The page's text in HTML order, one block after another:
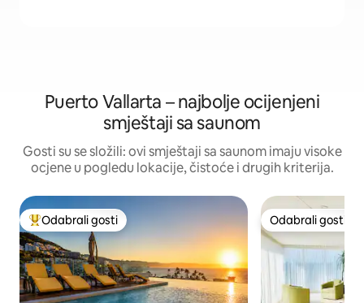
Puerto Vallarta – najbolje ocijenjeni
smještaji sa saunom
Gosti su se složili: ovi smještaji sa saunom imaju visoke
ocjene u pogledu lokacije, čistoće i drugih kriterija.
Među najviše rangiranima s oznakom „Odabrali gosti”
Odabrali gosti Odabrali gosti
Odabrali gosti